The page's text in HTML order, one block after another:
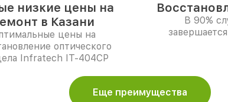
низкие цены на
в Казани
цены на
оптического
Infratech IT-404CP
В 90%
Еще преимущества